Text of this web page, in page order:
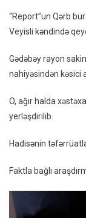
“Report”un Qərb
Veyisli kəndində
Gədəbəy rayon
nahiyəsindən kəsici
O, ağır halda
yerləşdirilib.
Hadisənin
Faktla bağlı